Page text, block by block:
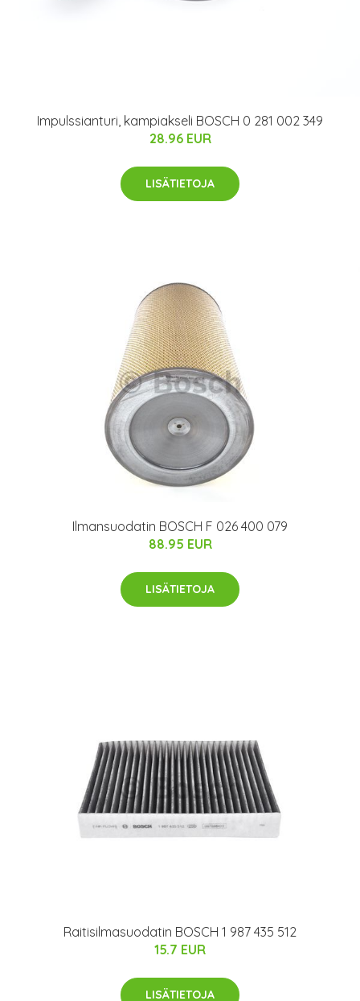
Impulssianturi, kampiakseli BOSCH 0 281 002 349
28.96 EUR
LISÄTIETOJA
Ilmansuodatin BOSCH F 026 400 079
88.95 EUR
LISÄTIETOJA
Raitisilmasuodatin BOSCH 1 987 435 512
15.7 EUR
LISÄTIETOJA